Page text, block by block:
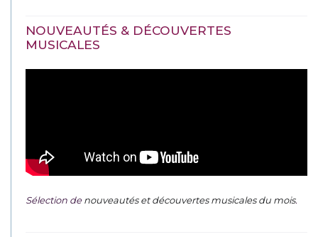
NOUVEAUTÉS & DÉCOUVERTES
MUSICALES
Sélection denouveautés et découvertes musicales du mois.